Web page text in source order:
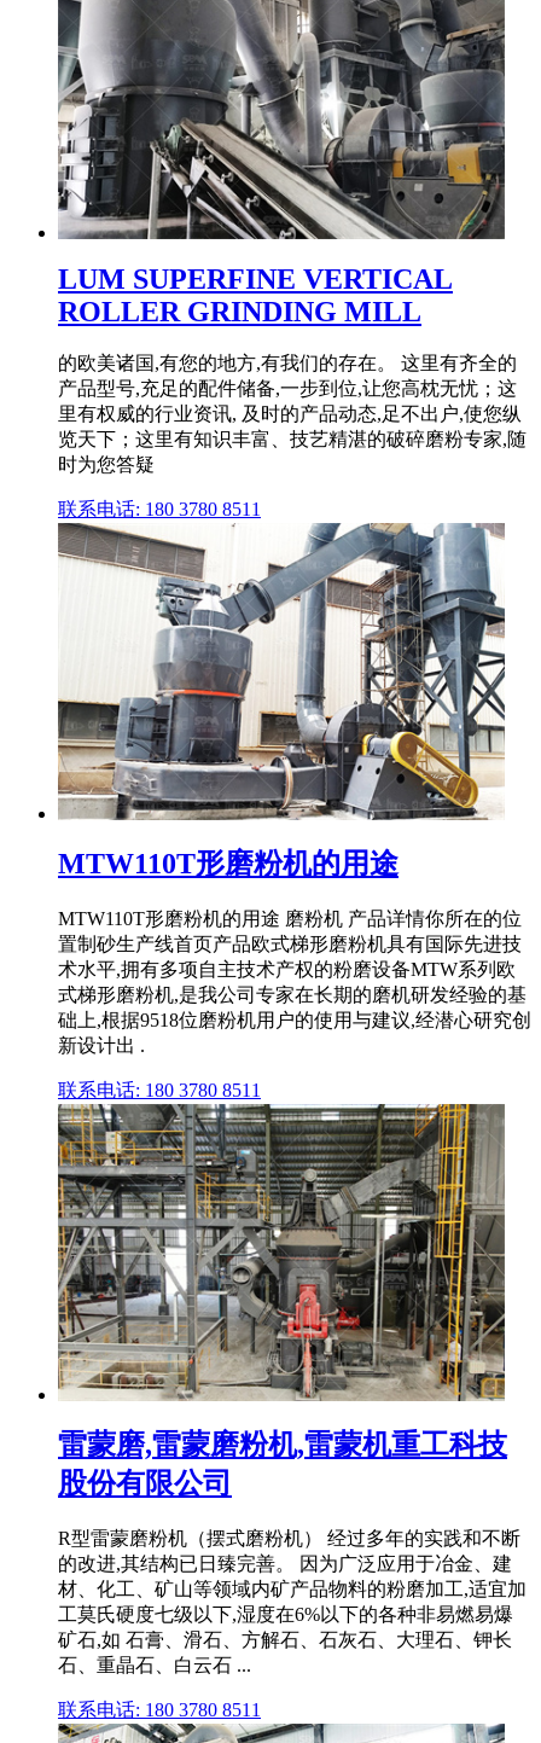
LUM SUPERFINE VERTICAL
ROLLER GRINDING MILL
的欧美诸国,有您的地方,有我们的存在。 这里有齐全的
产品型号,充足的配件储备,一步到位,让您高枕无忧；这
里有权威的行业资讯, 及时的产品动态,足不出户,使您纵
览天下；这里有知识丰富、技艺精湛的破碎磨粉专家,随
时为您答疑
联系电话: 180 3780 8511
MTW110T形磨粉机的用途
MTW110T形磨粉机的用途 磨粉机 产品详情你所在的位
置制砂生产线首页产品欧式梯形磨粉机具有国际先进技
术水平,拥有多项自主技术产权的粉磨设备MTW系列欧
式梯形磨粉机,是我公司专家在长期的磨机研发经验的基
础上,根据9518位磨粉机用户的使用与建议,经潜心研究创
新设计出 .
联系电话: 180 3780 8511
雷蒙磨,雷蒙磨粉机,雷蒙机重工科技
股份有限公司
R型雷蒙磨粉机（摆式磨粉机） 经过多年的实践和不断
的改进,其结构已日臻完善。 因为广泛应用于冶金、建
材、化工、矿山等领域内矿产品物料的粉磨加工,适宜加
工莫氏硬度七级以下,湿度在6%以下的各种非易燃易爆
矿石,如 石膏、滑石、方解石、石灰石、大理石、钾长
石、重晶石、白云石 ...
联系电话: 180 3780 8511